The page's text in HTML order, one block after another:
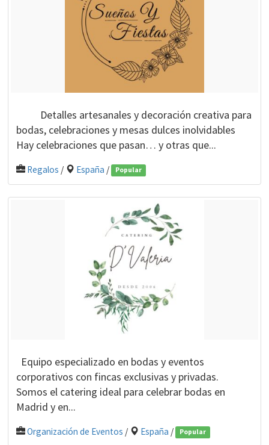
Detalles artesanales y decoración creativa para
bodas, celebraciones y mesas dulces inolvidables
Hay celebraciones que pasan… y otras que...
Regalos / España / Popular
Equipo especializado en bodas y eventos
corporativos con fincas exclusivas y privadas.
Somos el catering ideal para celebrar bodas en
Madrid y en...
Organización de Eventos / España / Popular